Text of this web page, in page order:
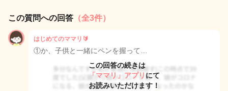
この質問への回答 （全3件）
はじめてのママリ🔰
①か、子供と一緒にペンを握って…
この回答の続きは
「ママリ」アプリ にて
お読みいただけます！